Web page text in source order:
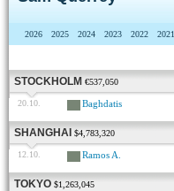
2026 2025 2024 2023 2022 2021
STOCKHOLM €537,050
20.10. Baghdatis
SHANGHAI $4,783,320
12.10. Ramos A.
TOKYO $1,263,045